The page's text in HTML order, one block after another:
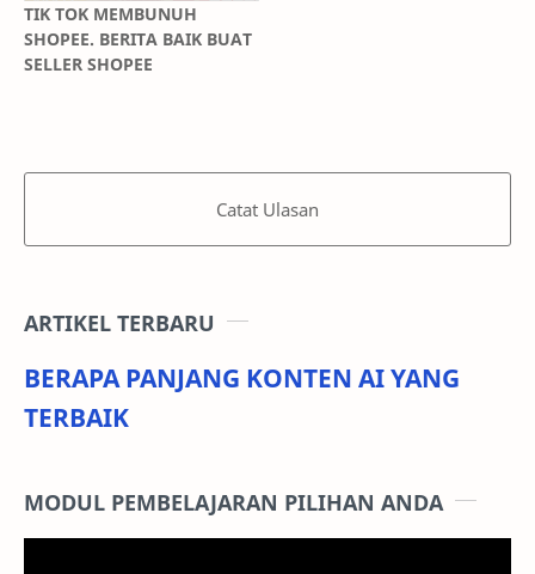
TIK TOK MEMBUNUH
SHOPEE. BERITA BAIK BUAT
SELLER SHOPEE
Catat Ulasan
ARTIKEL TERBARU
BERAPA PANJANG KONTEN AI YANG
TERBAIK
MODUL PEMBELAJARAN PILIHAN ANDA